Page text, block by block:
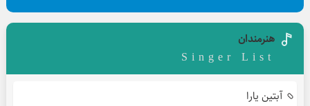
هنرمندان
Singer List
آبتین یارا